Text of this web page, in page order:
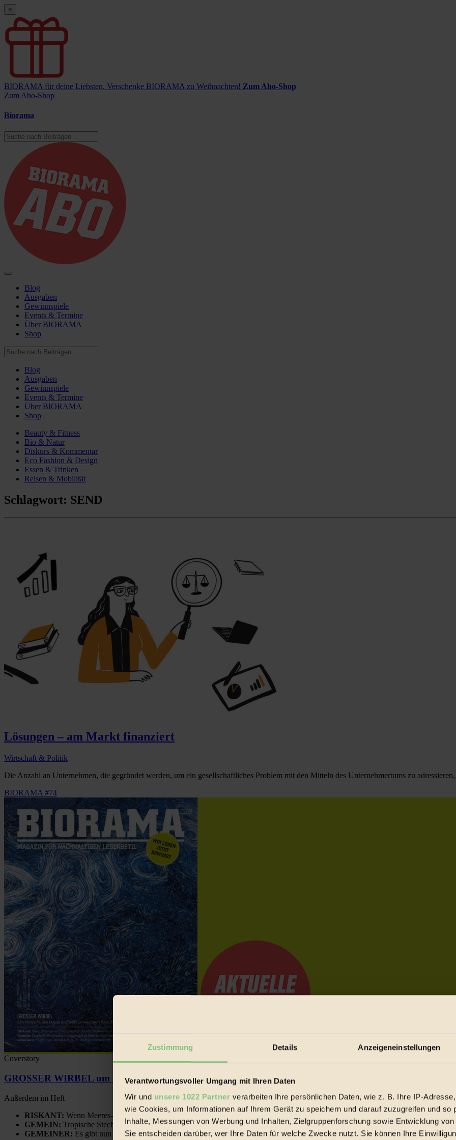
Zustimmung Details Anzeigeneinstellungen
Verantwortungsvoller Umgang mit Ihren Daten
Wir und unsere 1022 Partner verarbeiten Ihre persönlichen Daten, wie z. B. Ihre IP-
wie Cookies, um Informationen auf Ihrem Gerät zu speichern und darauf zuzugreifen und so
Inhalte, Messungen von Werbung und Inhalten, Zielgruppenforschung sowie Entwicklung
Sie entscheiden darüber, wer Ihre Daten für welche Zwecke nutzt. Sie können Ihre
×
BIORAMA für deine Liebsten. Verschenke BIORAMA zu Weihnachten! Zum Abo-Shop
Zum Abo-Shop
Biorama
Blog
Ausgaben
Gewinnspiele
Events & Termine
Über BIORAMA
Shop
Blog
Ausgaben
Gewinnspiele
Events & Termine
Über BIORAMA
Shop
Beauty & Fitness
Bio & Natur
Diskurs & Kommentar
Eco Fashion & Design
Essen & Trinken
Reisen & Mobilität
Schlagwort: SEND
Lösungen – am Markt finanziert
Wirtschaft & Politik
Die Anzahl an Unternehmen, die gegründet werden, um ein gesellschaftliches Problem mit den Mitteln des Unternehmertums zu
BIORAMA #74
Coverstory
GROSSER WIRBEL um Versuche, den Ozean und seine Bewegungen festzuhalten.
Außerdem im Heft
RISKANT: Wenn Meeres- und Wildvögel im Freilandhühnerbetrieb vorbeischauen.
GEMEIN: Tropische Stechmücken fühlen sich in Mitteleuropa inziwschen oft zu Hause.
GEMEINER: Es gibt nun Weinflaschen, die nach Entleerung voll wieder zu dir zurückkommen.